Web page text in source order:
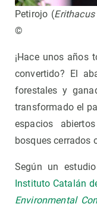
Petirojo (
©
¡Hace unos años
convertido? El
forestales y
transformado el
espacios
bosques cerrados
Según un
Instituto Catalán
Environmental